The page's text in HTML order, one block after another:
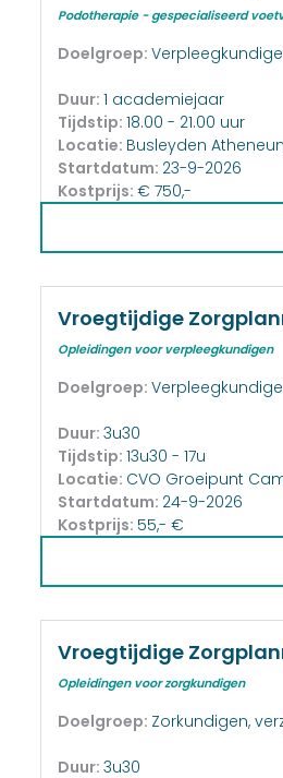
Podotherapie - gespecialiseerd
Doelgroep:
Duur: 1 academiejaar
Tijdstip: 18.00 - 21.00 uur
Locatie: Busleyden
Startdatum: 23-9-2026
Kostprijs: € 750,-
Vroegtijdige
Opleidingen voor verpleegkundigen
Doelgroep:
Duur: 3u30
Tijdstip: 13u30 - 17u
Locatie: CVO Groeipunt
Startdatum: 24-9-2026
Kostprijs: 55,- €
Vroegtijdige
Opleidingen voor zorgkundigen
Doelgroep: Zorkundigen,
Duur: 3u30